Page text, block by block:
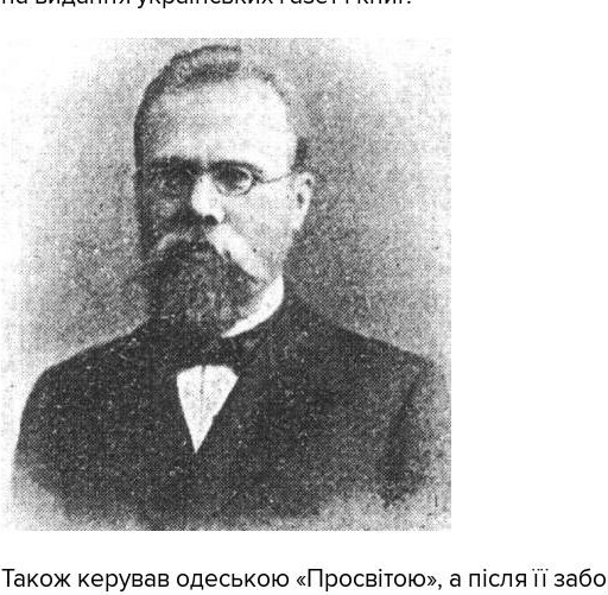
Також керував одеською «Просвітою», а після її